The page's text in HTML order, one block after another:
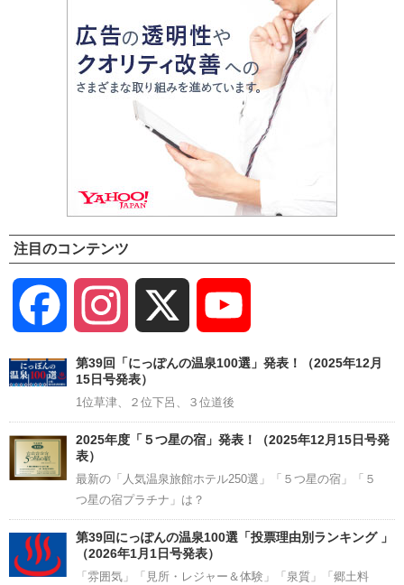
注目のコンテンツ
Facebook Instagram
Channel
第39回「にっぽんの温泉100選」発表！（2025年12月
15日号発表）
1位草津、２位下呂、３位道後
2025年度「５つ星の宿」発表！（2025年12月15日号発
表）
最新の「人気温泉旅館ホテル250選」「５つ星の宿」「５
つ星の宿プラチナ」は？
第39回にっぽんの温泉100選「投票理由別ランキング 」
（2026年1月1日号発表）
「雰囲気」「見所・レジャー＆体験」「泉質」「郷土料